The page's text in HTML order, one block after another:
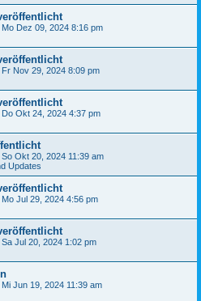
Mo Dez 09, 2024 8:16 pm
Fr Nov 29, 2024 8:09 pm
Do Okt 24, 2024 4:37 pm
So Okt 20, 2024 11:39 am
Updates
Mo Jul 29, 2024 4:56 pm
Sa Jul 20, 2024 1:02 pm
Mi Jun 19, 2024 11:39 am